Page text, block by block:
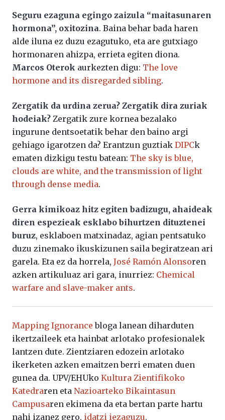
Seguru ezaguna egingo zaizula “maitasunaren
hormona”, oxitozina. Baina behar bada haren
alde iluna ez duzu ezagutuko, eta are gutxiago
hormonaren ahizpa, errieta egiten diona.
Marcos Oterok aurkezten digu: The love
hormone and its disregarded sibling.
Zergatik da urdina zerua? Zergatik dira zuriak
hodeiak? Zergatik zure kornea bezalako
ingurune dentsoetatik behar den baino argi
gehiago igarotzen da? Erantzun guztiak DIPCk
ematen dizkigu testu batean: The sky is blue,
clouds are white, and the transmission of light
through dense media.
Gerra kimikoaz hitz egiten badizugu, ahaideak
diren espezieak esklabo bihurtzen dituztenei
buruz, esklaboen matxinadaz, agian pentsatuko
duzu zinemako ikuskizunen saila begiratzean ari
garela. Eta ez da horrela, José Ramón Alonsoren
azken artikuluaz ari gara, inurriez: Chemical
warfare and slave-maker ants.
Mapping Ignorance bloga lanean diharduten
ikertzaileek eta hainbat arlotako profesionalek
lantzen dute. Zientziaren edozein arlotako
ikerketen azken emaitzen berri ematen duen
gunea da. UPV/EHUko Kultura Zientifikoko
Katedraren eta Nazioarteko Bikaintasun
Campusaren ekimena da eta bertan parte hartu
nahi izanez gero, idatzi iezaguzu.